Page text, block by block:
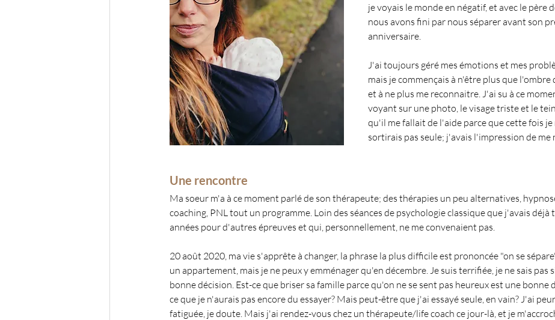
je voyais le monde en négatif, et avec le père
nous avons fini par nous séparer avant son
anniversaire.
J'ai toujours géré mes émotions et mes
mais je commençais à n'être plus que l'ombre
et à ne plus me reconnaitre. J'ai su à ce
voyant sur une photo, le visage triste et le
qu'il me fallait de l'aide parce que cette fois je
sortirais pas seule; j'avais l'impression de me
Une rencontre
Ma soeur m'a à ce moment parlé de son thérapeute; des thérapies un peu alternatives,
coaching, PNL tout un programme. Loin des séances de psychologie classique que j'avais déjà
années pour d'autres épreuves et qui, personnellement, ne me convenaient pas.
20 août 2020, ma vie s'apprête à changer, la phrase la plus difficile est prononcée "on se
un appartement, mais je ne peux y emménager qu'en décembre. Je suis terrifiée, je ne sais pas
bonne décision. Est-ce que briser sa famille parce qu'on ne se sent pas heureux est une bonne
ce que je n'aurais pas encore du essayer? Mais peut-être que j'ai essayé seule, en vain? J'ai
fatiguée, je doute. Mais j'ai rendez-vous chez un thérapeute/life coach ce jour-là, et je